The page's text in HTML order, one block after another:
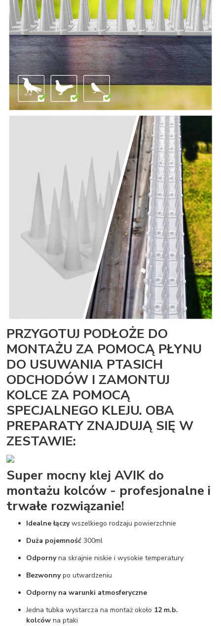
PRZYGOTUJ PODŁOŻE DO
MONTAŻU ZA POMOCĄ PŁYNU
DO USUWANIA PTASICH
ODCHODÓW I ZAMONTUJ
KOLCE ZA POMOCĄ
SPECJALNEGO KLEJU. OBA
PREPARATY ZNAJDUJĄ SIĘ W
ZESTAWIE:
Super mocny klej AVIK do
montażu kolców - profesjonalne i
trwałe rozwiązanie!
Idealne łączywszelkiego rodzaju powierzchnie
Duża pojemność 300ml
Odpornyna skrajnie niskie i wysokie temperatury
Bezwonnypo utwardzeniu
Odporny na warunki atmosferyczne
Jedna tubka wystarcza na montaż około 12 m.b.
kolców na ptaki